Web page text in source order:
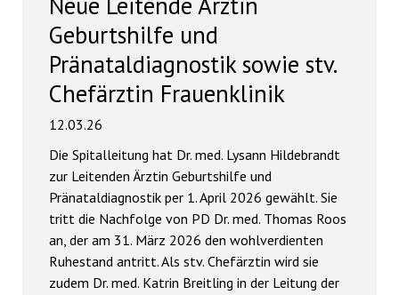
Geburtshilfe und
Pränataldiagnostik sowie stv.
Chefärztin Frauenklinik
12.03.26
Die Spitalleitung hat Dr. med. Lysann Hildebrandt
zur Leitenden Ärztin Geburtshilfe und
Pränataldiagnostik per 1. April 2026 gewählt. Sie
tritt die Nachfolge von PD Dr. med. Thomas Roos
an, der am 31. März 2026 den wohlverdienten
Ruhestand antritt. Als stv. Chefärztin wird sie
zudem Dr. med. Katrin Breitling in der Leitung der